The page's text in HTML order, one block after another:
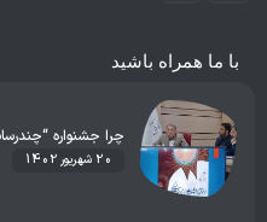
با ما همراه باشید
چرا جشنواره
20 شهریور 1402